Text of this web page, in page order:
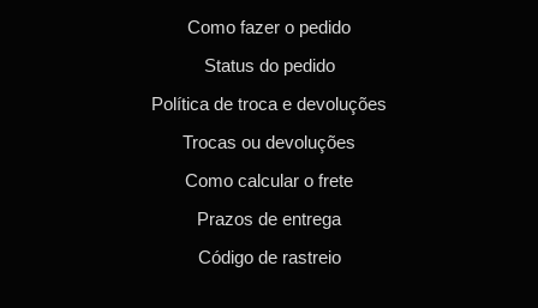
Como fazer o pedido
Status do pedido
Política de troca e devoluções
Trocas ou devoluções
Como calcular o frete
Prazos de entrega
Código de rastreio